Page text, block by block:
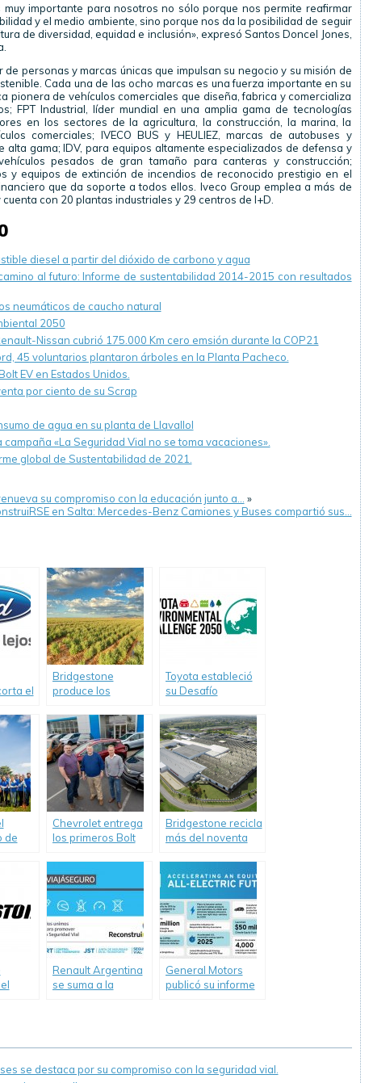
importante para nosotros no sólo porque nos permite reafirmar
y el medio ambiente, sino porque nos da la posibilidad de seguir
de diversidad, equidad e inclusión», expresó Santos Doncel Jones,
de personas y marcas únicas que impulsan su negocio y su misión de
Cada una de las ocho marcas es una fuerza importante en su
pionera de vehículos comerciales que diseña, fabrica y comercializa
FPT Industrial, líder mundial en una amplia gama de tecnologías
en los sectores de la agricultura, la construcción, la marina, la
comerciales; IVECO BUS y HEULIEZ, marcas de autobuses y
gama; IDV, para equipos altamente especializados de defensa y
pesados de gran tamaño para canteras y construcción;
y equipos de extinción de incendios de reconocido prestigio en el
que da soporte a todos ellos. Iveco Group emplea a más de
con 20 plantas industriales y 29 centros de I+D.
diesel a partir del dióxido de carbono y agua
al futuro: Informe de sustentabilidad 2014-2015 con resultados
neumáticos de caucho natural
2050
Nissan cubrió 175.000 Km cero emsión durante la COP21
45 voluntarios plantaron árboles en la Planta Pacheco.
EV en Estados Unidos.
por ciento de su Scrap
de agua en su planta de Llavallol
«La Seguridad Vial no se toma vacaciones».
global de Sustentabilidad de 2021.
su compromiso con la educación junto a…
»
en Salta: Mercedes-Benz Camiones y Buses compartió sus…
el
Bridgestone
produce los
neumáticos de
caucho natural
Toyota estableció
su Desafío
de
Chevrolet entrega
los primeros Bolt
Bridgestone recicla
más del noventa
Renault Argentina
se suma a la
General Motors
publicó su informe
se destaca por su compromiso con la seguridad vial.